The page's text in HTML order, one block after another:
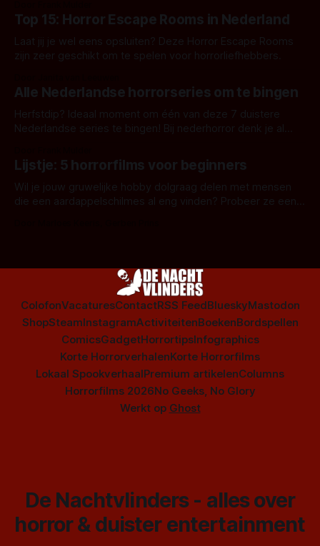
Top 15: Horror Escape Rooms in Nederland
Laat jij je wel eens opsluiten? Deze Horror Escape Rooms
zijn zeer geschikt om te spelen voor horrorliefhebbers.
Alle Nederlandse horrorseries om te bingen
Herfstdip? Ideaal moment om één van deze 7 duistere
Nederlandse series te bingen! Bij nederhorror denk je al
Amsterdamned of The Johnsons. Maar Nederlandse horror
is niet beperkt tot films. Hier een aantal Nederlandse tv-
series uit het duistere of horrorgenre. Als
Lijstje: 5 horrorfilms voor beginners
Wil je jouw gruwelijke hobby dolgraag delen met mensen
die een aardappelschilmes al eng vinden? Probeer ze eens
ColofonVacaturesContactRSS FeedBlueskyMastodon
ShopSteamInstagramActiviteitenBoekenBordspellen
ComicsGadgetHorrortipsInfographics
Korte HorrorverhalenKorte Horrorfilms
Lokaal SpookverhaalPremium artikelenColumns
Horrorfilms 2026No Geeks, No Glory
Werkt op Ghost
De Nachtvlinders - alles over
horror & duister entertainment